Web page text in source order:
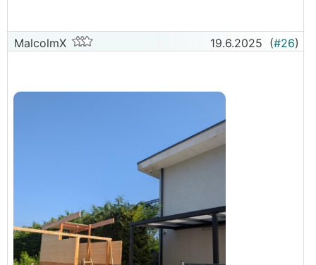
neue große Kappsäge gegönnt
───────────────
MalcolmX 19.6.2025 (#26)